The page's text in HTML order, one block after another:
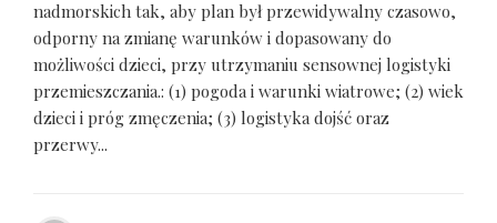
nadmorskich tak, aby plan był przewidywalny czasowo,
odporny na zmianę warunków i dopasowany do
możliwości dzieci, przy utrzymaniu sensownej logistyki
przemieszczania.: (1) pogoda i warunki wiatrowe; (2) wiek
dzieci i próg zmęczenia; (3) logistyka dojść oraz
przerwy...